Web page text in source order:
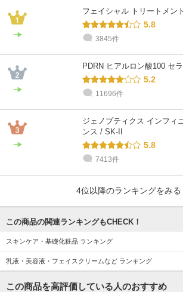
フェイシャル トリートメン
5.8
3845件
PDRN ヒアルロン酸100 セ
5.2
11696件
ジェノプティクス インフィ
ンス / SK-II
5.8
7413件
4位以降のランキングをみる
この商品の関連ランキングもCHECK！
スキンケア・基礎化粧品 ランキング
乳液・美容液・フェイスクリームなど ランキング
この商品を高評価している人のおすすめ